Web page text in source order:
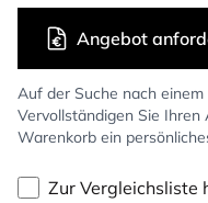
Auf der Suche nach
Vervollständigen Sie
Warenkorb ein
Angebot
Zur Vergleichsliste